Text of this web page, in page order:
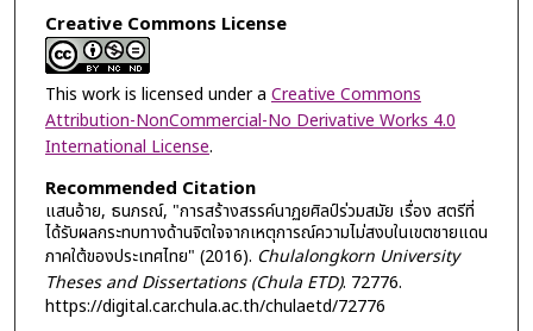
Creative Commons License
This work is licensed under a Creative Commons
Attribution-NonCommercial-No Derivative Works 4.0
International License.
Recommended Citation
แสนอ้าย, ธนภรณ์, "การสร้างสรรค์นาฏยศิลป์ร่วมสมัย เรื่อง สตรีที่
ได้รับผลกระทบทางด้านจิตใจจากเหตุการณ์ความไม่สงบในเขตชายแดน
ภาคใต้ของประเทศไทย" (2016). Chulalongkorn University
Theses and Dissertations (Chula ETD). 72776.
https://digital.car.chula.ac.th/chulaetd/72776